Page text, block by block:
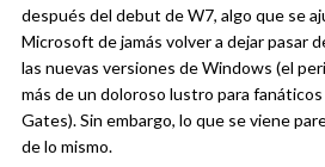
después del debut de W7, algo que se
Microsoft de jamás volver a dejar pasar
las nuevas versiones de Windows (el
más de un doloroso lustro para
Gates). Sin embargo, lo que se viene
de lo mismo.